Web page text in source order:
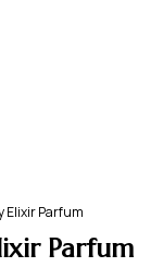
Elixir Parfum
Parfum